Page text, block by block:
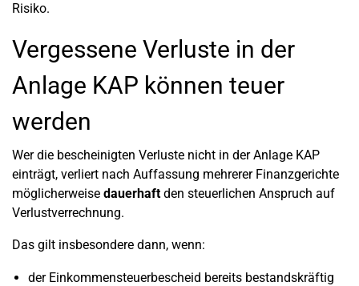
Risiko.
Vergessene Verluste in der
Anlage KAP können teuer
werden
Wer die bescheinigten Verluste nicht in der Anlage KAP
einträgt, verliert nach Auffassung mehrerer Finanzgerichte
möglicherweise dauerhaftden steuerlichen Anspruch auf
Verlustverrechnung.
Das gilt insbesondere dann, wenn:
der Einkommensteuerbescheid bereits bestandskräftig